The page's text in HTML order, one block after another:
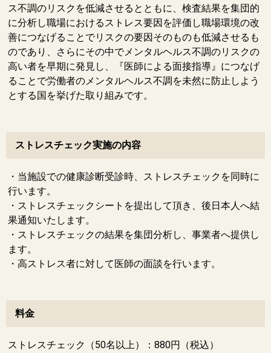
ス不調のリスクを低減させるとともに、検査結果を集団的
に分析し職場におけるストレス要因を評価し職場環境の改
善につなげることでリスクの要因そのものも低減させるも
のであり、さらにその中でメンタルヘルス不調のリスクの
高い者を早期に発見し、『医師による面接指導』につなげ
ることで労働者のメンタルヘルス不調を未然に防止しよう
とする国を挙げた取り組みです。
ストレスチェック実施の内容
・当施設での健康診断受診時、ストレスチェックを同時に
行います。
・ストレスチェックシートを提出して頂き、後日本人へ結
果通知いたします。
・ストレスチェックの結果を集団分析し、事業者へ提供し
ます。
・高ストレス者に対して医師の面談を行います。
料金
ストレスチェック（50名以上）：880円（税込）